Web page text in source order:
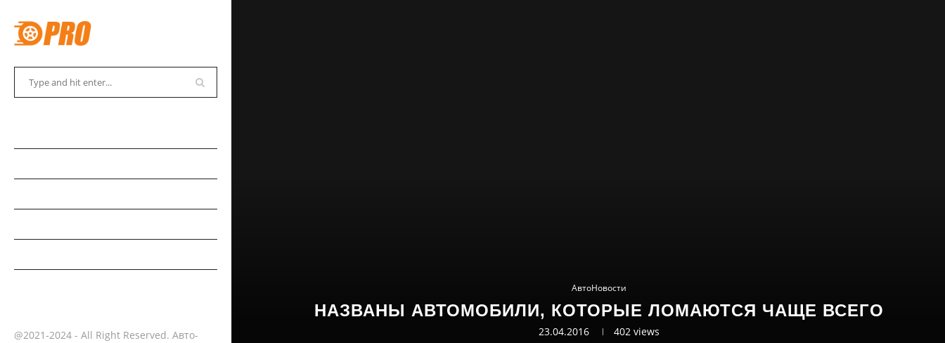
@2021-2024 - All Right Reserved. Авто-
АвтоНовости
НАЗВАНЫ АВТОМОБИЛИ, КОТОРЫЕ ЛОМАЮТСЯ ЧАЩЕ ВСЕГО
23.04.2016 402 views